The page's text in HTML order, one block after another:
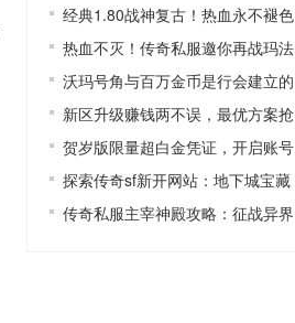
经典1.80战神复古！热血永不褪色
热血不灭！传奇私服邀你再战玛法
沃玛号角与百万金币是行会建立的
新区升级赚钱两不误，最优方案抢
贺岁版限量超白金凭证，开启账号
探索传奇sf新开网站：地下城宝藏
传奇私服主宰神殿攻略：征战异界